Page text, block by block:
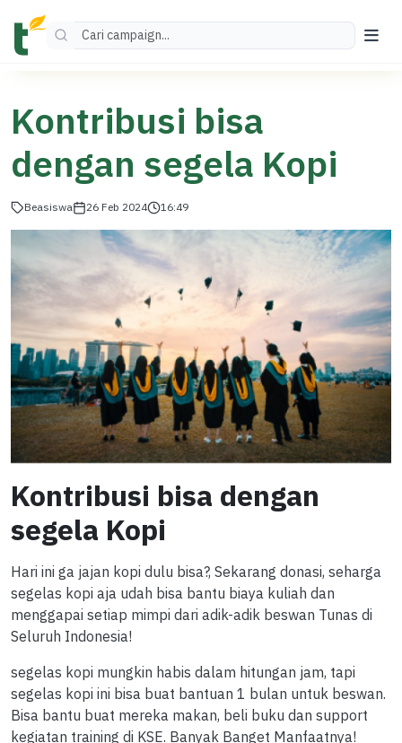
Kontribusi bisa
dengan segela Kopi
Beasiswa 26 Feb 2024 16:49
Kontribusi bisa dengan
segela Kopi
Hari ini ga jajan kopi dulu bisa?, Sekarang donasi, seharga
segelas kopi aja udah bisa bantu biaya kuliah dan
menggapai setiap mimpi dari adik-adik beswan Tunas di
Seluruh Indonesia!
segelas kopi mungkin habis dalam hitungan jam, tapi
segelas kopi ini bisa buat bantuan 1 bulan untuk beswan.
Bisa bantu buat mereka makan, beli buku dan support
kegiatan training di KSE. Banyak Banget Manfaatnya!